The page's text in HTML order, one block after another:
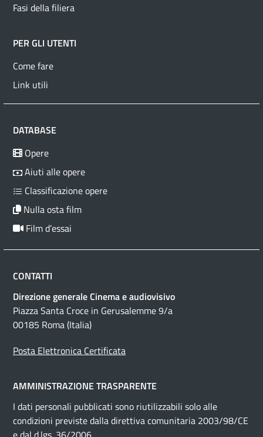
Fasi della filiera
PER GLI UTENTI
Come fare
Link utili
DATABASE
Opere
Aiuti alle opere
Classificazione opere
Nulla osta film
Film d’essai
CONTATTI
Direzione generale Cinema e audiovisivo
Piazza Santa Croce in Gerusalemme 9/a
00185 Roma (Italia)
Posta Elettronica Certificata
AMMINISTRAZIONE TRASPARENTE
I dati personali pubblicati sono riutilizzabili solo alle
condizioni previste dalla direttiva comunitaria 2003/98/CE